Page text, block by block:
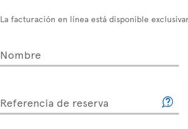
La facturación en línea está disponible
Nombre
Referencia de reserva